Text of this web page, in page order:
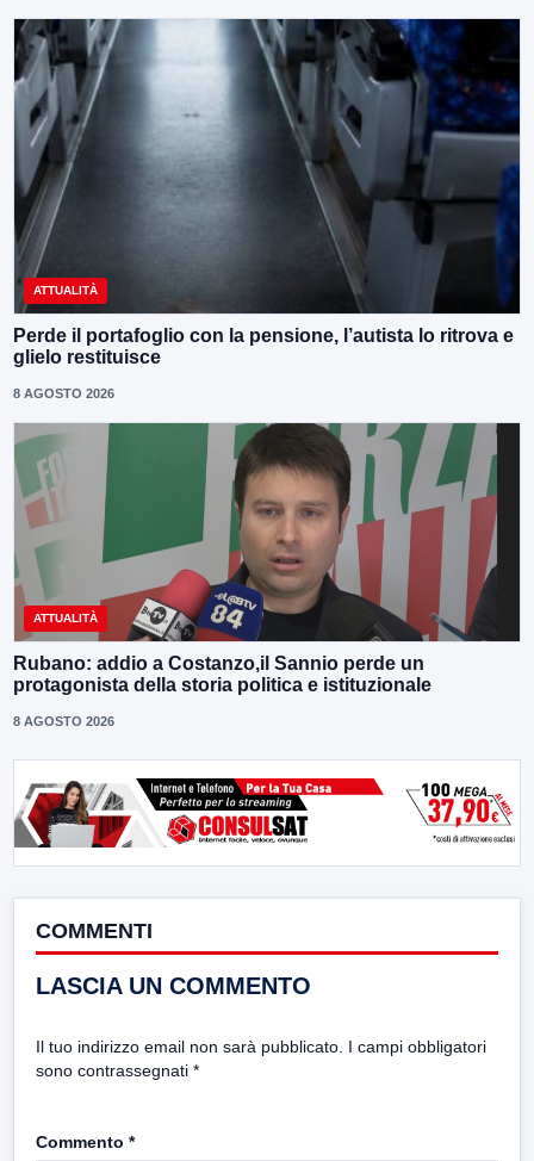
ATTUALITÀ
Perde il portafoglio con la pensione, l’autista lo ritrova e
glielo restituisce
8 AGOSTO 2026
ATTUALITÀ
Rubano: addio a Costanzo,il Sannio perde un
protagonista della storia politica e istituzionale
8 AGOSTO 2026
COMMENTI
LASCIA UN COMMENTO
Il tuo indirizzo email non sarà pubblicato. I campi obbligatori
sono contrassegnati *
Commento *